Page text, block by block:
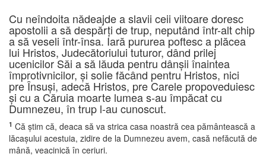
Cu neîndoita nădeajde a slavii ceii viitoare doresc
apostolii a să despărţi de trup, neputând într-alt chip
a să veseli într-însa. Iară pururea poftesc a plăcea
lui Hristos, Judecătoriului tuturor, dând prilej
ucenicilor Săi a să lăuda pentru dânşii înaintea
împrotivnicilor, şi solie făcând pentru Hristos, nici
pre Însuşi, adecă Hristos, pre Carele propoveduiesc
şi cu a Căruia moarte lumea s-au împăcat cu
Dumnezeu, în trup l-au cunoscut.
1 Că ştim că, deaca să va strica casa noastră cea pământească a
lăcaşului acestuia, zidire de la Dumnezeu avem, casă nefăcută de
mână, veacinică în ceriuri.